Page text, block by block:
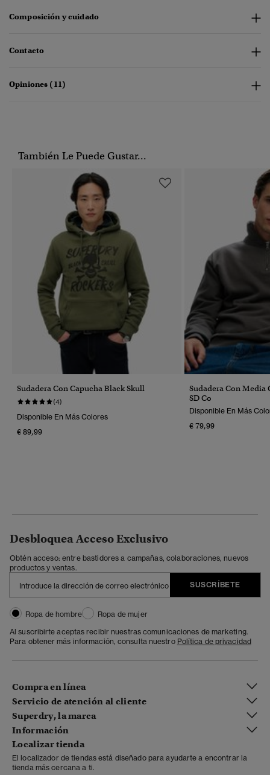
Composición y cuidado
Contacto
Opiniones (11)
También Le Puede Gustar...
Sudadera Con Capucha Black Skull
(4)
Disponible En Más Colores
€ 89,99
Sudadera Con Media
SD Co
Disponible En Más
€ 79,99
Desbloquea Acceso Exclusivo
Obtén acceso: entre bastidores a campañas, colaboraciones, nuevos
productos y ventas.
SUSCRÍBETE
Ropa de hombre
Ropa de mujer
Al suscribirte aceptas recibir nuestras comunicaciones de marketing.
Para obtener más información, consulta nuestro Política de privacidad
Compra en línea
Servicio de atención al cliente
Superdry, la marca
Información
Localizar tienda
El localizador de tiendas está diseñado para ayudarte a encontrar la
tienda más cercana a ti.